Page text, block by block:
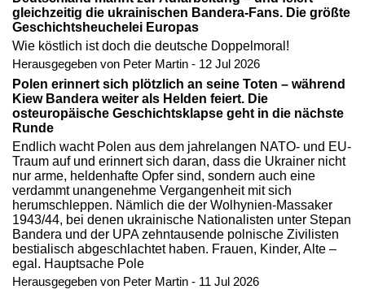
gleichzeitig die ukrainischen Bandera-Fans. Die größte
Geschichtsheuchelei Europas
Wie köstlich ist doch die deutsche Doppelmoral!
Herausgegeben von Peter Martin - 12 Jul 2026
Polen erinnert sich plötzlich an seine Toten – während
Kiew Bandera weiter als Helden feiert. Die
osteuropäische Geschichtsklapse geht in die nächste
Runde
Endlich wacht Polen aus dem jahrelangen NATO- und EU-
Traum auf und erinnert sich daran, dass die Ukrainer nicht
nur arme, heldenhafte Opfer sind, sondern auch eine
verdammt unangenehme Vergangenheit mit sich
herumschleppen. Nämlich die der Wolhynien-Massaker
1943/44, bei denen ukrainische Nationalisten unter Stepan
Bandera und der UPA zehntausende polnische Zivilisten
bestialisch abgeschlachtet haben. Frauen, Kinder, Alte –
egal. Hauptsache Pole
Herausgegeben von Peter Martin - 11 Jul 2026